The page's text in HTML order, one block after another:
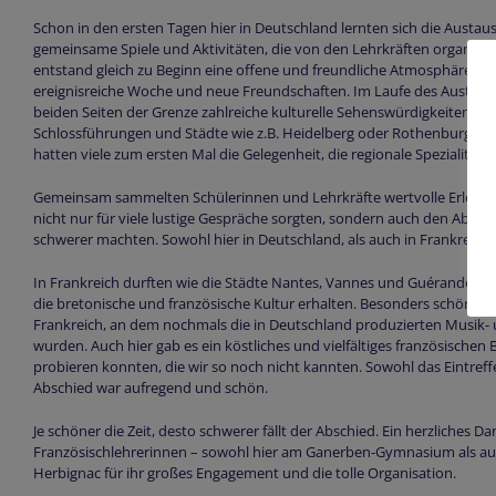
Schon in den ersten Tagen hier in Deutschland lernten sich die
gemeinsame Spiele und Aktivitäten, die von den Lehrkräften
entstand gleich zu Beginn eine offene und freundliche Atmosphäre –
ereignisreiche Woche und neue Freundschaften. Im Laufe des
beiden Seiten der Grenze zahlreiche kulturelle Sehenswürdigkeiten,
Schlossführungen und Städte wie z.B. Heidelberg oder Rothenburg
hatten viele zum ersten Mal die Gelegenheit, die regionale Spezialität
Gemeinsam sammelten Schülerinnen und Lehrkräfte wertvolle
nicht nur für viele lustige Gespräche sorgten, sondern auch den
schwerer machten. Sowohl hier in Deutschland, als auch in Frankreich.
In Frankreich durften wie die Städte Nantes, Vannes und Guérande
die bretonische und französische Kultur erhalten. Besonders schön
Frankreich, an dem nochmals die in Deutschland produzierten
wurden. Auch hier gab es ein köstliches und vielfältiges
probieren konnten, die wir so noch nicht kannten. Sowohl das
Abschied war aufregend und schön.
Je schöner die Zeit, desto schwerer fällt der Abschied. Ein herzliches
Französischlehrerinnen – sowohl hier am Ganerben-Gymnasium als
Herbignac für ihr großes Engagement und die tolle Organisation.